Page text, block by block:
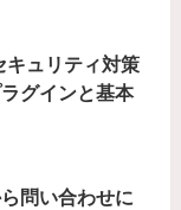
ュリティ対策
グインと基本
問い合わせに